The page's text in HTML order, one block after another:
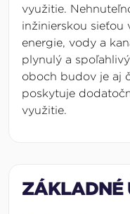
využitie.
inžinierskou sieťou
energie, vody a
plynulý a
oboch budov je aj
poskytuje
využitie.
ZÁKLADNÉ